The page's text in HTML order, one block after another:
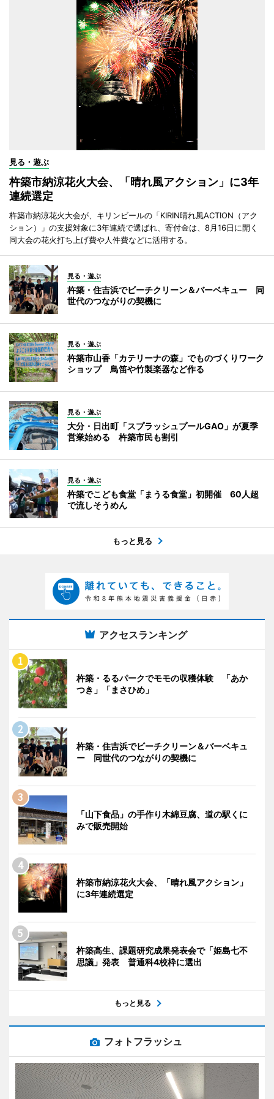
見る・遊ぶ
杵築市納涼花火大会、「晴れ風アクション」に3年
連続選定
杵築市納涼花火大会が、キリンビールの「KIRIN晴れ風ACTION（アク
ション）」の支援対象に3年連続で選ばれ、寄付金は、8月16日に開く
同大会の花火打ち上げ費や人件費などに活用する。
見る・遊ぶ
杵築・住吉浜でビーチクリーン＆バーベキュー 同
世代のつながりの契機に
見る・遊ぶ
杵築市山香「カテリーナの森」でものづくりワーク
ショップ 鳥笛や竹製楽器など作る
見る・遊ぶ
大分・日出町「スプラッシュプールGAO」が夏季
営業始める 杵築市民も割引
見る・遊ぶ
杵築でこども食堂「まうる食堂」初開催 60人超
で流しそうめん
もっと見る
アクセスランキング
杵築・るるパークでモモの収穫体験 「あか
つき」「まさひめ」
杵築・住吉浜でビーチクリーン＆バーベキュ
ー 同世代のつながりの契機に
「山下食品」の手作り木綿豆腐、道の駅くに
みで販売開始
杵築市納涼花火大会、「晴れ風アクション」
に3年連続選定
杵築高生、課題研究成果発表会で「姫島七不
思議」発表 普通科4校枠に選出
もっと見る
フォトフラッシュ